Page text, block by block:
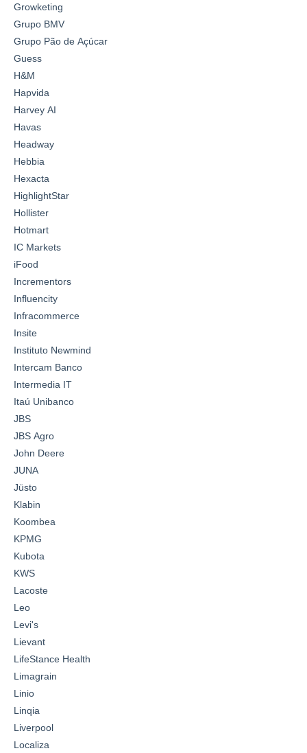
Growketing
Grupo BMV
Grupo Pão de Açúcar
Guess
H&M
Hapvida
Harvey AI
Havas
Headway
Hebbia
Hexacta
HighlightStar
Hollister
Hotmart
IC Markets
iFood
Incrementors
Influencity
Infracommerce
Insite
Instituto Newmind
Intercam Banco
Intermedia IT
Itaú Unibanco
JBS
JBS Agro
John Deere
JUNA
Jüsto
Klabin
Koombea
KPMG
Kubota
KWS
Lacoste
Leo
Levi's
Lievant
LifeStance Health
Limagrain
Linio
Linqia
Liverpool
Localiza